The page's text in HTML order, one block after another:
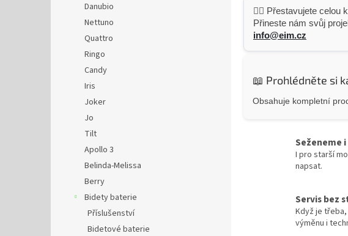
Danubio
Nettuno
Quattro
Ringo
Candy
Iris
Joker
Jo
Tilt
Apollo 3
Belinda-Melissa
Berry
Bidety baterie
Příslušenství
Bidetové baterie
👷‍♂️ Přestavujete celou
Přineste nám svůj
info@eim.cz
📖 Prohlédněte si
Obsahuje kompletní
Seženeme
I pro starší
napsat.
Servis bez
Když je
výměnu i